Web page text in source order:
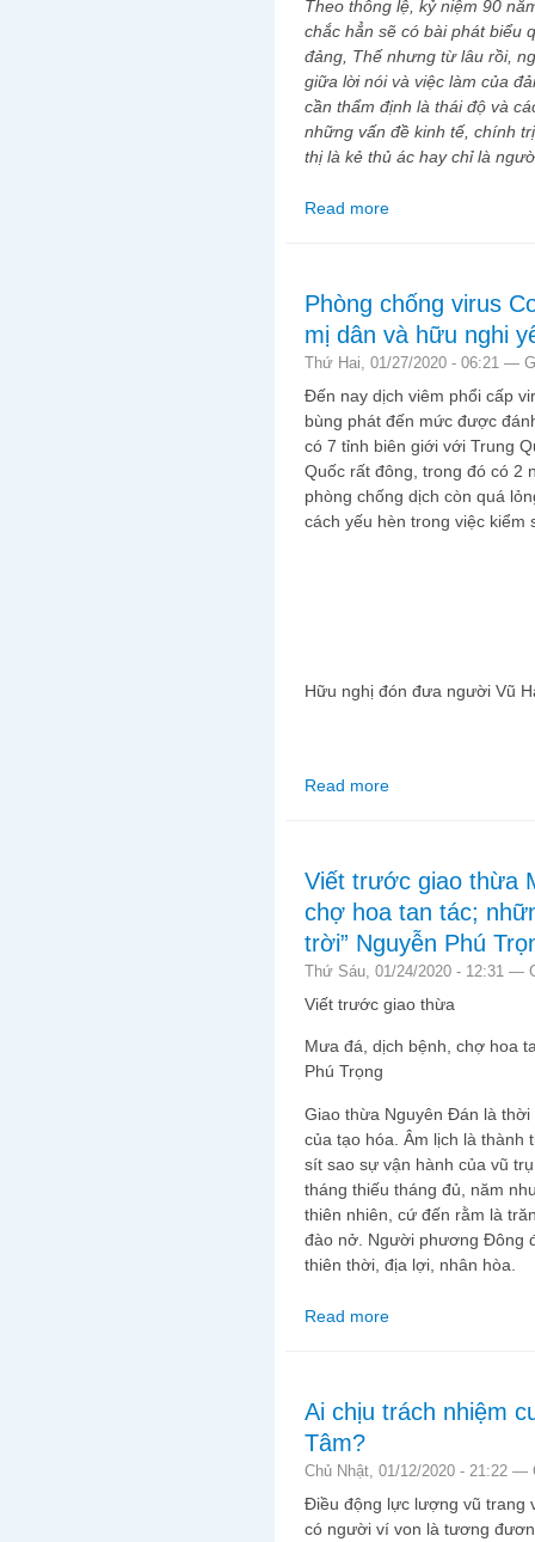
Theo thông lệ, kỷ niệm 90
chắc hẳn sẽ có bài phát biểu
đảng, Thế nhưng từ lâu rồi,
giữa lời nói và việc làm của
cần thẩm định là thái độ và
những vấn đề kinh tế, chính
thị là kẻ thủ ác hay chỉ là
Read more
Phòng chống virus
mị dân và hữu nghi
Thứ Hai, 01/27/2020 - 06:21 —
Đến nay dịch viêm phổi cấp
bùng phát đến mức được
có 7 tỉnh biên giới với Trung
Quốc rất đông, trong đó có 2
phòng chống dịch còn quá
cách yếu hèn trong việc kiểm
Hữu nghị đón đưa người Vũ
Read more
Viết trước giao thừa
chợ hoa tan tác;
trời” Nguyễn Phú
Thứ Sáu, 01/24/2020 - 12:31 —
Viết trước giao thừa
Mưa đá, dịch bệnh, chợ hoa
Phú Trọng
Giao thừa Nguyên Đán là
của tạo hóa. Âm lịch là
sít sao sự vận hành của vũ
tháng thiếu tháng đủ, năm
thiên nhiên, cứ đến rằm là
đào nở. Người phương Đông
thiên thời, địa lợi, nhân hòa.
Read more
Ai chịu trách nhiệm
Tâm?
Chủ Nhật, 01/12/2020 - 21:22 —
Điều động lực lượng vũ trang
có người ví von là tương